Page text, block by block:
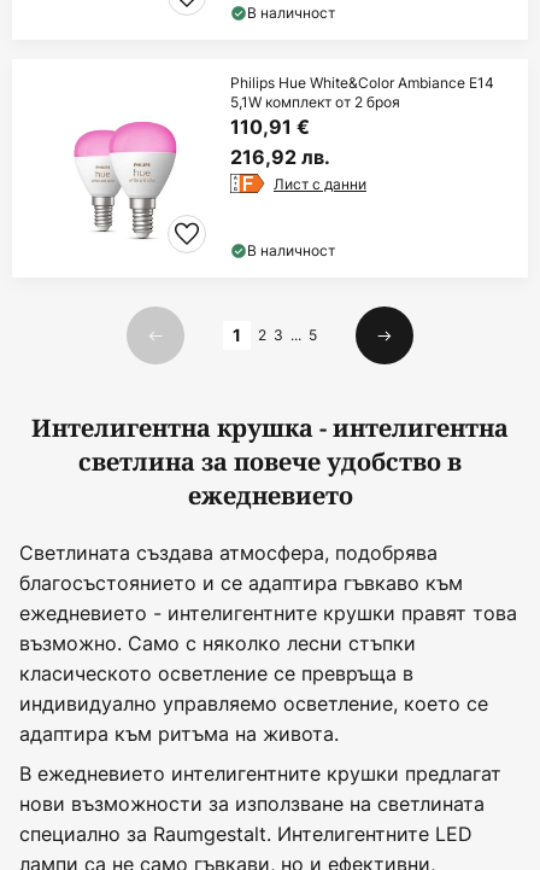
В наличност
Philips Hue White&Color Ambiance E14
5,1W комплект от 2 броя
110,91 €
216,92 лв.
Лист с данни
В наличност
Предишна
1 2 3 ... 5
Следваща
Интелигентна крушка - интелигентна
светлина за повече удобство в
ежедневието
Светлината създава атмосфера, подобрява
благосъстоянието и се адаптира гъвкаво към
ежедневието - интелигентните крушки правят това
възможно. Само с няколко лесни стъпки
класическото осветление се превръща в
индивидуално управляемо осветление, което се
адаптира към ритъма на живота.
В ежедневието интелигентните крушки предлагат
нови възможности за използване на светлината
специално за Raumgestalt. Интелигентните LED
лампи са не само гъвкави, но и ефективни,